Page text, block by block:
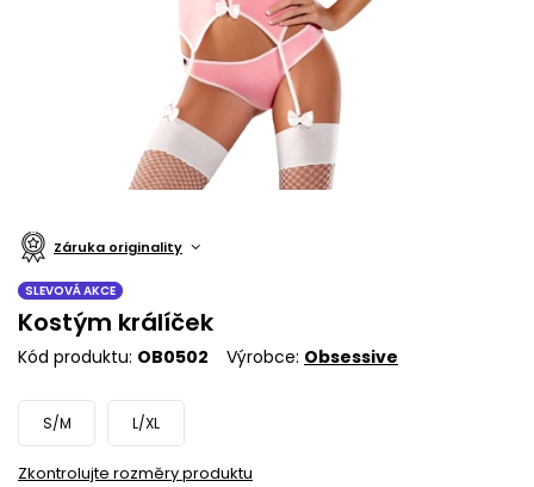
Záruka originality
SLEVOVÁ AKCE
Kostým králíček
Kód produktu OB0502 Výrobce Obsessive
S/M L/XL
Zkontrolujte rozměry produktu